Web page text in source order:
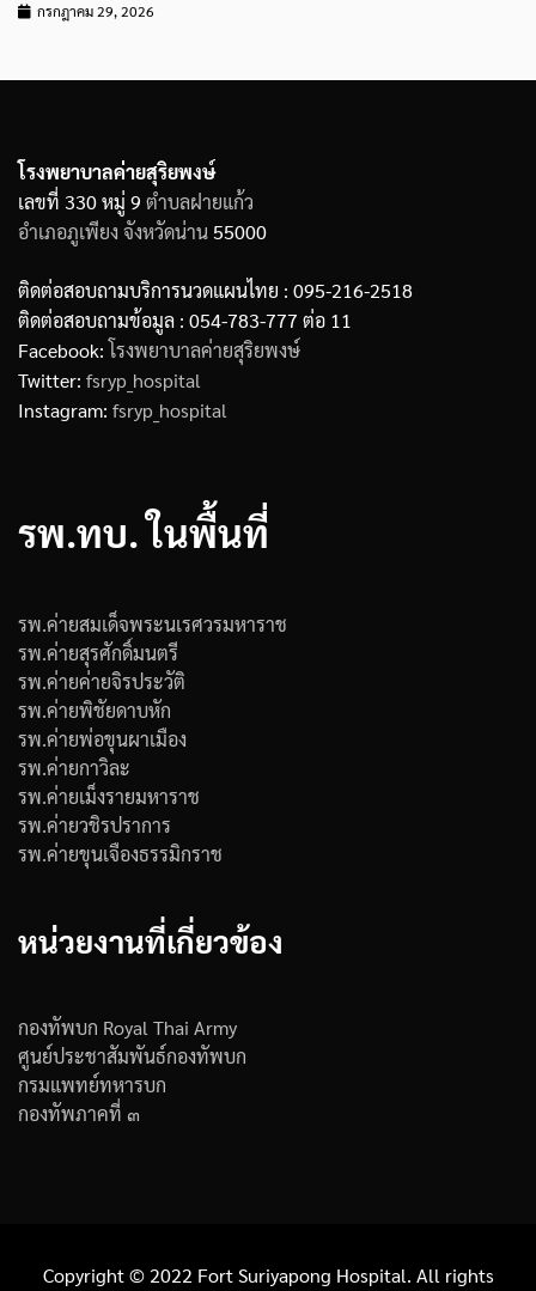
กรกฎาคม 29, 2026
โรงพยาบาลค่ายสุริยพงษ์
เลขที่ 330 หมู่ 9 ตำบลฝายแก้ว
อำเภอภูเพียง จังหวัดน่าน 55000
ติดต่อสอบถามบริการนวดแผนไทย : 095-216-2518
ติดต่อสอบถามข้อมูล : 054-783-777 ต่อ 11
Facebook: โรงพยาบาลค่ายสุริยพงษ์
Twitter: fsryp_hospital
Instagram: fsryp_hospital
รพ.ทบ. ในพื้นที่
รพ.ค่ายสมเด็จพระนเรศวรมหาราช
รพ.ค่ายสุรศักดิ์มนตรี
รพ.ค่ายค่ายจิรประวัติ
รพ.ค่ายพิชัยดาบหัก
รพ.ค่ายพ่อขุนผาเมือง
รพ.ค่ายกาวิละ
รพ.ค่ายเม็งรายมหาราช
รพ.ค่ายวชิรปราการ
รพ.ค่ายขุนเจืองธรรมิกราช
หน่วยงานที่เกี่ยวข้อง
กองทัพบก Royal Thai Army
ศูนย์ประชาสัมพันธ์กองทัพบก
กรมแพทย์ทหารบก
กองทัพภาคที่ ๓
Copyright © 2022 Fort Suriyapong Hospital. All rights